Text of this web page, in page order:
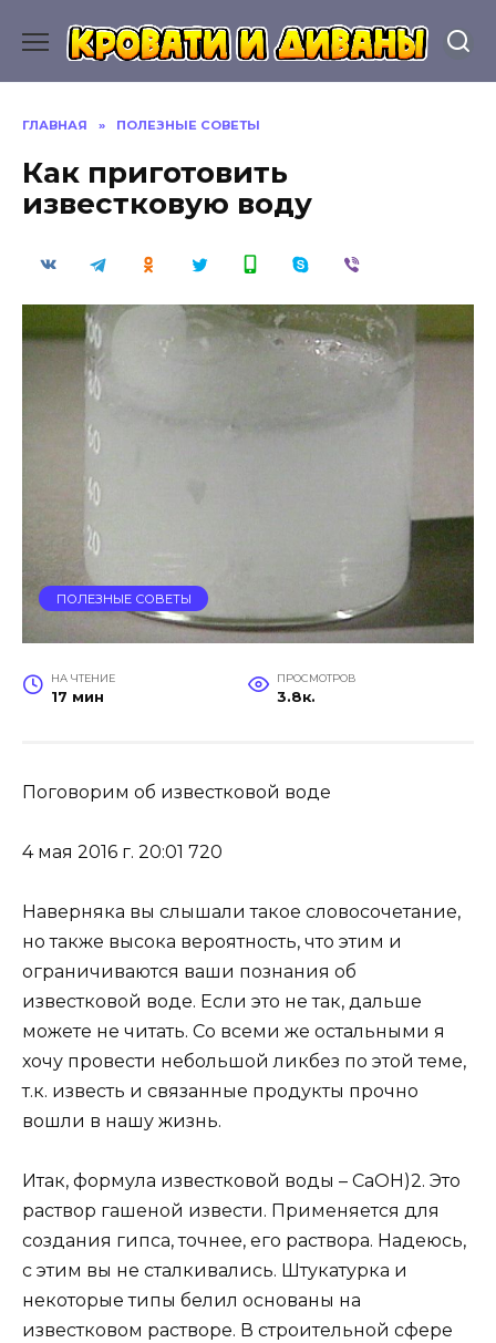
содержанию
ГЛАВНАЯ » ПОЛЕЗНЫЕ СОВЕТЫ
Как приготовить
известковую воду
ПОЛЕЗНЫЕ СОВЕТЫ
НА ЧТЕНИЕ
17 мин
ПРОСМОТРОВ
3.8к.
Поговорим об известковой воде
4 мая 2016 г. 20:01 720
Наверняка вы слышали такое словосочетание,
но также высока вероятность, что этим и
ограничиваются ваши познания об
известковой воде. Если это не так, дальше
можете не читать. Со всеми же остальными я
хочу провести небольшой ликбез по этой теме,
т.к. известь и связанные продукты прочно
вошли в нашу жизнь.
Итак, формула известковой воды – CaOH)2. Это
раствор гашеной извести. Применяется для
создания гипса, точнее, его раствора. Надеюсь,
с этим вы не сталкивались. Штукатурка и
некоторые типы белил основаны на
известковом растворе. В строительной сфере